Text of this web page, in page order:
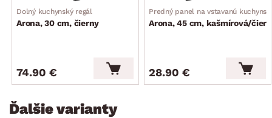
Dolný kuchynský regál
Arona, 30 cm, čierny
74.90 €
Predný panel na vstavanú
Arona, 45 cm, kašmírová/
28.90 €
Ďalšie varianty